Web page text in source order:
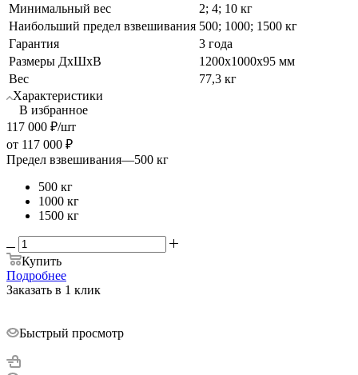
Минимальный вес
2; 4; 10 кг
Наибольший предел взвешивания 500; 1000; 1500 кг
Гарантия
3 года
Размеры ДхШхВ
1200х1000х95 мм
Вес
77,3 кг
Характеристики
В избранное
117 000 ₽/шт
от 117 000 ₽
Предел взвешивания—500 кг
500 кг
1000 кг
1500 кг
Купить
Подробнее
Заказать в 1 клик
Быстрый просмотр